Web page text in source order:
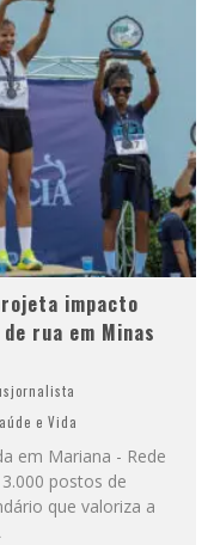
impacto
rua em Minas
e Vida
em Mariana - Rede
postos de
que valoriza a